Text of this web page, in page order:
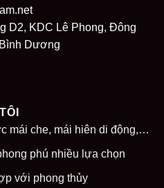
D2, KDC Lê Phong, Đông
Dương
mái che, mái hiên di động,…
phú nhiều lựa chọn
với phong thủy